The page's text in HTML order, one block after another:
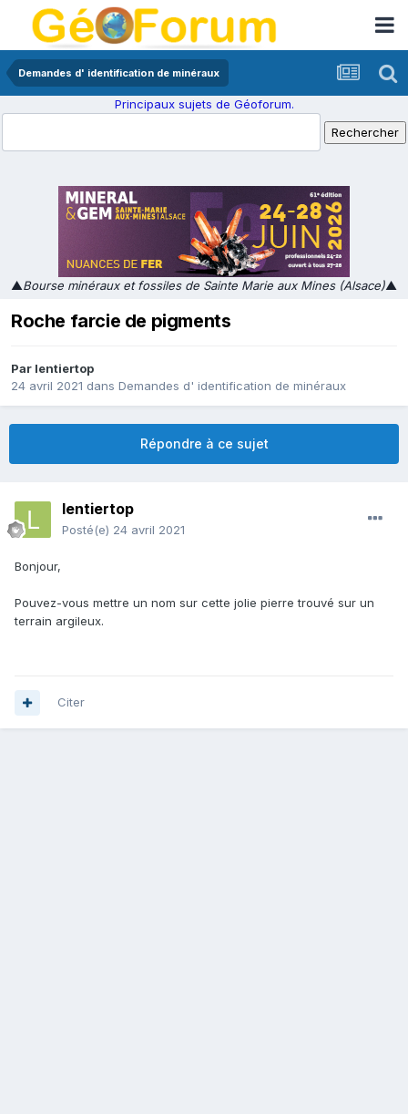
Demandes d' identification de minéraux
Principaux sujets de Géoforum.
▲Bourse minéraux et fossiles de Sainte Marie aux Mines (Alsace)▲
Roche farcie de pigments
Par lentiertop
24 avril 2021 dans Demandes d' identification de minéraux
Répondre à ce sujet
lentiertop
Posté(e) 24 avril 2021
Bonjour,
Pouvez-vous mettre un nom sur cette jolie pierre trouvé sur un
terrain argileux.
Citer